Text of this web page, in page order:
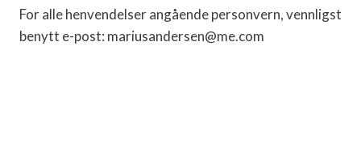
For alle henvendelser angående personvern, vennligst
benytt e-post: mariusandersen@me.com